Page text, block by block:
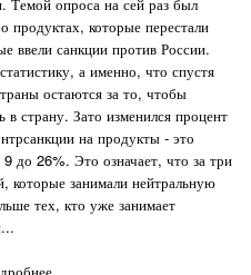
продуктах, которые перестали
ввели санкции против России.
а именно, что спустя
остаются за то, чтобы
страну. Зато изменился процент
на продукты - это
до 26%. Это означает, что за три
которые занимали нейтральную
тех, кто уже занимает